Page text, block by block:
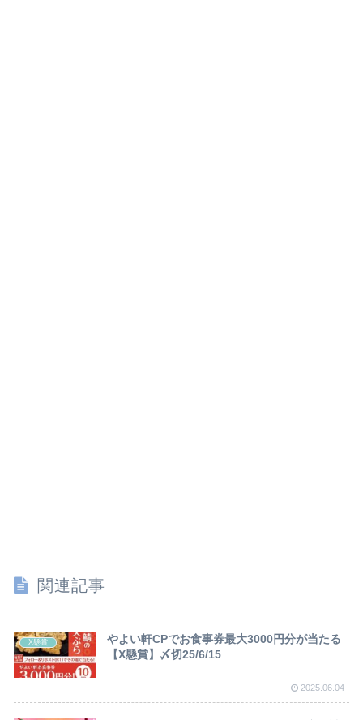
関連記事
X懸賞
やよい軒CPでお食事券最大3000円分が当たる
【X懸賞】〆切25/6/15
2025.06.04